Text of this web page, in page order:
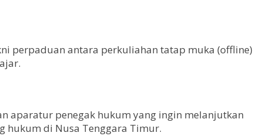
perpaduan antara perkuliahan tatap muka (offline)
aparatur penegak hukum yang ingin melanjutkan
hukum di Nusa Tenggara Timur.